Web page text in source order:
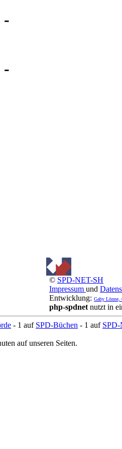
-
-
© SPD-NET-SH
Impressum und
Entwicklung: Gaby Lönne,
php-spdnet nutzt in
- 1 auf SPD-Büchen - 1 auf
auf unseren Seiten.